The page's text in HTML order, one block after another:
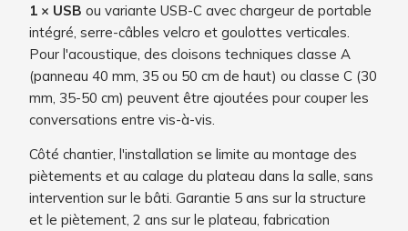
1 × USB ou variante USB-C avec chargeur de portable
intégré, serre-câbles velcro et goulottes verticales.
Pour l'acoustique, des cloisons techniques classe A
(panneau 40 mm, 35 ou 50 cm de haut) ou classe C (30
mm, 35-50 cm) peuvent être ajoutées pour couper les
conversations entre vis-à-vis.
Côté chantier, l'installation se limite au montage des
piètements et au calage du plateau dans la salle, sans
intervention sur le bâti. Garantie 5 ans sur la structure
et le piètement, 2 ans sur le plateau, fabrication